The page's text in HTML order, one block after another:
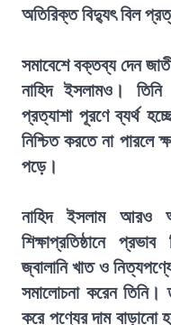
অতিরিক্ত বিদ্যুৎ বিল
সমাবেশে বক্তব্য দেন
নাহিদ ইসলামও।
প্রত্যাশা পূরণে ব্যর্থ
নিশ্চিত করতে না পারলে
পড়ে।
নাহিদ ইসলাম আরও
শিক্ষাপ্রতিষ্ঠানে
জ্বালানি খাত ও
সমালোচনা করেন তিনি।
করে পণ্যের দাম বাড়ানো